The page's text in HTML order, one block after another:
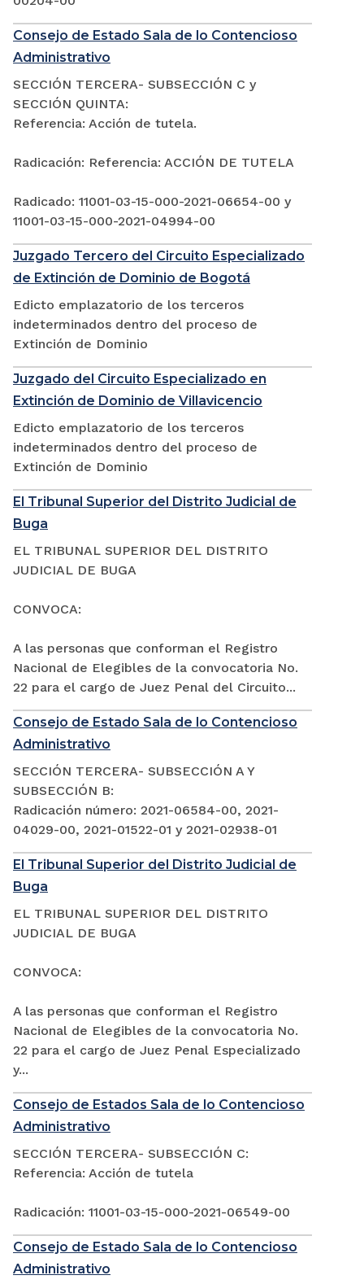
Consejo de Estado Sala de lo Contencioso
Administrativo
SECCIÓN TERCERA- SUBSECCIÓN C y
SECCIÓN QUINTA:
Referencia: Acción de tutela.
Radicación: Referencia: ACCIÓN DE TUTELA
Radicado: 11001-03-15-000-2021-06654-00 y
11001-03-15-000-2021-04994-00
Juzgado Tercero del Circuito Especializado
de Extinción de Dominio de Bogotá
Edicto emplazatorio de los terceros
indeterminados dentro del proceso de
Extinción de Dominio
Juzgado del Circuito Especializado en
Extinción de Dominio de Villavicencio
Edicto emplazatorio de los terceros
indeterminados dentro del proceso de
Extinción de Dominio
El Tribunal Superior del Distrito Judicial de
Buga
EL TRIBUNAL SUPERIOR DEL DISTRITO
JUDICIAL DE BUGA
CONVOCA:
A las personas que conforman el Registro
Nacional de Elegibles de la convocatoria No.
22 para el cargo de Juez Penal del Circuito...
Consejo de Estado Sala de lo Contencioso
Administrativo
SECCIÓN TERCERA- SUBSECCIÓN A Y
SUBSECCIÓN B:
Radicación número: 2021-06584-00, 2021-
04029-00, 2021-01522-01 y 2021-02938-01
El Tribunal Superior del Distrito Judicial de
Buga
EL TRIBUNAL SUPERIOR DEL DISTRITO
JUDICIAL DE BUGA
CONVOCA:
A las personas que conforman el Registro
Nacional de Elegibles de la convocatoria No.
22 para el cargo de Juez Penal Especializado
y...
Consejo de Estados Sala de lo Contencioso
Administrativo
SECCIÓN TERCERA- SUBSECCIÓN C:
Referencia: Acción de tutela
Radicación: 11001-03-15-000-2021-06549-00
Consejo de Estado Sala de lo Contencioso
Administrativo